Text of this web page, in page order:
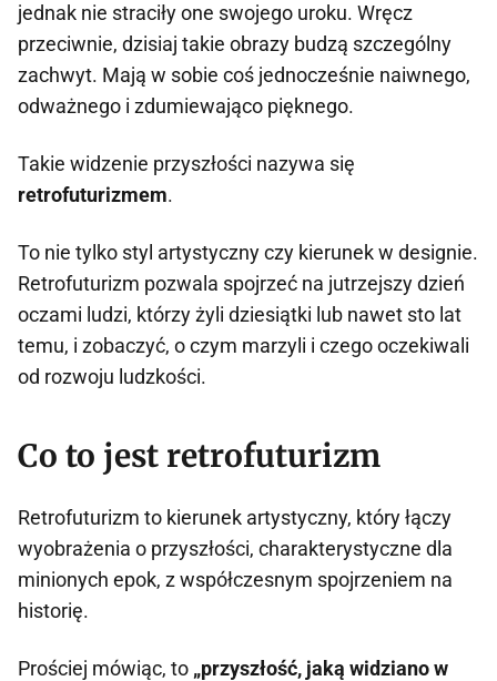
jednak nie straciły one swojego uroku. Wręcz
przeciwnie, dzisiaj takie obrazy budzą szczególny
zachwyt. Mają w sobie coś jednocześnie naiwnego,
odważnego i zdumiewająco pięknego.
Takie widzenie przyszłości nazywa się
retrofuturizmem.
To nie tylko styl artystyczny czy kierunek w designie.
Retrofuturizm pozwala spojrzeć na jutrzejszy dzień
oczami ludzi, którzy żyli dziesiątki lub nawet sto lat
temu, i zobaczyć, o czym marzyli i czego oczekiwali
od rozwoju ludzkości.
Co to jest retrofuturizm
Retrofuturizm to kierunek artystyczny, który łączy
wyobrażenia o przyszłości, charakterystyczne dla
minionych epok, z współczesnym spojrzeniem na
historię.
Prościej mówiąc, to „przyszłość, jaką widziano w